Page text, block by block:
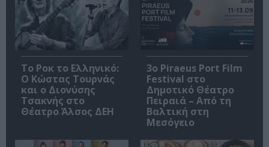
Το Ροκ το Ελληνικό:
Ο Κώστας Τουρνάς
και ο Διονύσης
Τσακνής στο
Θέατρο Άλσος ΔΕΗ
3o Piraeus Port Film
Festival στο
Δημοτικό Θέατρο
Πειραιά – Από τη
Βαλτική στη
Μεσόγειο